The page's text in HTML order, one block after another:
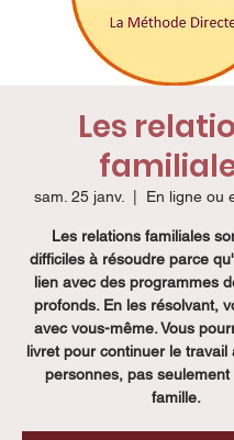
Les
sam. 25 janv. En ligne ou
Les relations familiales
difficiles à résoudre parce
lien avec des programmes
profonds. En les résolvant,
avec vous-même. Vous
livret pour continuer le travail
personnes, pas seulement
famille.